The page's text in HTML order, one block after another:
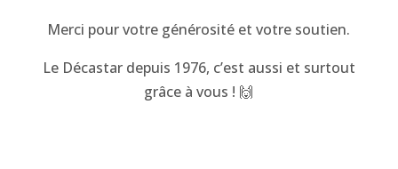
Merci pour votre générosité et votre soutien.
Le Décastar depuis 1976, c’est aussi et surtout
grâce à vous ! 🙌